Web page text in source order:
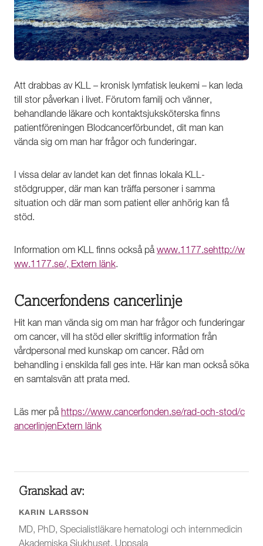
Att drabbas av KLL – kronisk lymfatisk leukemi – kan leda
till stor påverkan i livet. Förutom familj och vänner,
behandlande läkare och kontaktsjuksköterska finns
patientföreningen Blodcancerförbundet, dit man kan
vända sig om man har frågor och funderingar.
I vissa delar av landet kan det finnas lokala KLL-
stödgrupper, där man kan träffa personer i samma
situation och där man som patient eller anhörig kan få
stöd.
Information om KLL finns också påwww.1177.sehttp://w
ww.1177.se/, Extern länk.
Cancerfondens cancerlinje
Hit kan man vända sig om man har frågor och funderingar
om cancer, vill ha stöd eller skriftlig information från
vårdpersonal med kunskap om cancer. Råd om
behandling i enskilda fall ges inte. Här kan man också söka
en samtalsvän att prata med.
Läs mer på https://www.cancerfonden.se/rad-och-stod/c
ancerlinjenExtern länk
Granskad av:
KARIN LARSSON
MD, PhD, Specialistläkare hematologi och internmedicin